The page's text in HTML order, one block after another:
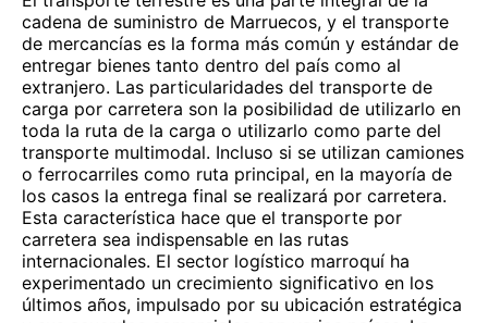
cadena de suministro de Marruecos, y el transporte
de mercancías es la forma más común y estándar de
entregar bienes tanto dentro del país como al
extranjero. Las particularidades del transporte de
carga por carretera son la posibilidad de utilizarlo en
toda la ruta de la carga o utilizarlo como parte del
transporte multimodal. Incluso si se utilizan camiones
o ferrocarriles como ruta principal, en la mayoría de
los casos la entrega final se realizará por carretera.
Esta característica hace que el transporte por
carretera sea indispensable en las rutas
internacionales. El sector logístico marroquí ha
experimentado un crecimiento significativo en los
últimos años, impulsado por su ubicación estratégica